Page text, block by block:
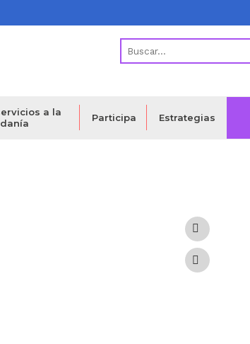
a la
Participa Estrategias